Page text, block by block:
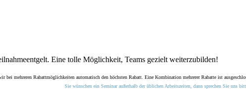
Eine tolle Möglichkeit, Teams gezielt weiterzubilden!
mehreren Rabattmöglichkeiten automatisch den höchsten Rabatt. Eine Kombination mehrerer Rabatte ist
Sie wünschen ein Seminar außerhalb der üblichen Arbeitszeiten, dann sprechen Sie uns